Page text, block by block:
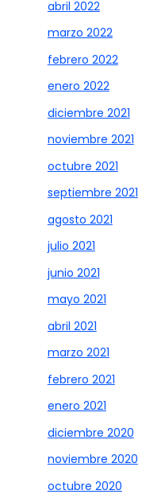
abril 2022
marzo 2022
febrero 2022
enero 2022
diciembre 2021
noviembre 2021
octubre 2021
septiembre 2021
agosto 2021
julio 2021
junio 2021
mayo 2021
abril 2021
marzo 2021
febrero 2021
enero 2021
diciembre 2020
noviembre 2020
octubre 2020